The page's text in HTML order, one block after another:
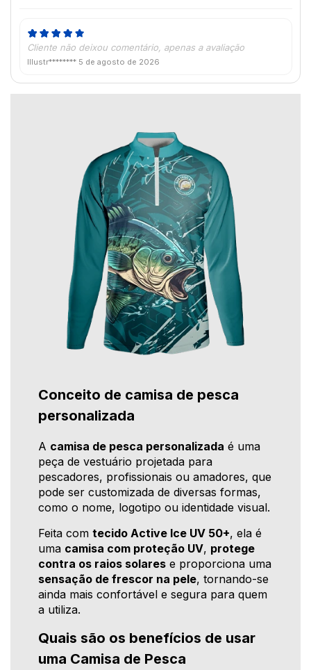
Cliente não deixou comentário, apenas a avaliação
Illustr******** 5 de agosto de 2026
Conceito de camisa de pesca
personalizada
A camisa de pesca personalizada é uma
peça de vestuário projetada para
pescadores, profissionais ou amadores, que
pode ser customizada de diversas formas,
como o nome, logotipo ou identidade visual.
Feita com tecido Active Ice UV 50+, ela é
uma camisa com proteção UV, protege
contra os raios solares e proporciona uma
sensação de frescor na pele, tornando-se
ainda mais confortável e segura para quem
a utiliza.
Quais são os benefícios de usar
uma Camisa de Pesca